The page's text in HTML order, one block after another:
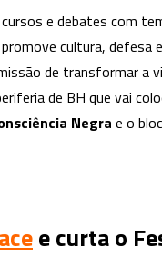
e debates com
cultura, defesa
de transformar a
de BH que vai
Negra e o
ecurtao